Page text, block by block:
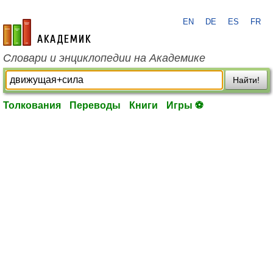
academic.ru
EN DE ES FR
Словари и энциклопедии на Академике
Найти!
Толкования Переводы Книги Игры ⚽